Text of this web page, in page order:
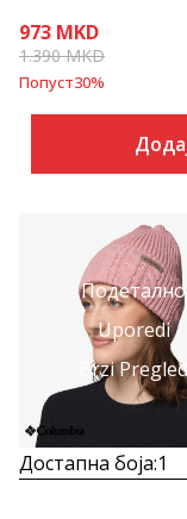
973 MKD
1.390MKD
Попуст30%
Подетално
Uporedi
Brzi Pregled
Достапна боја:1